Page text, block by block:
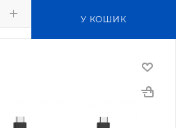
У КОШИК